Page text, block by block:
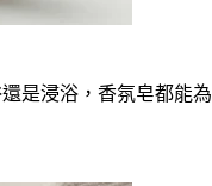
是浸浴，香氛皂都能為